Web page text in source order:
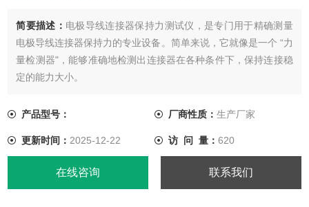
简要描述： 电极导线连接器保持力测试仪，是专门用于精确测量
电极导线连接器保持力的专业设备。简单来说，它就像是一个 “力
量检测器"，能够准确地检测出连接器在各种条件下，保持连接稳
定的能力大小。
产品型号： 厂商性质： 生产厂家
更新时间： 2025-12-22 访 问 量： 620
在线咨询 联系我们